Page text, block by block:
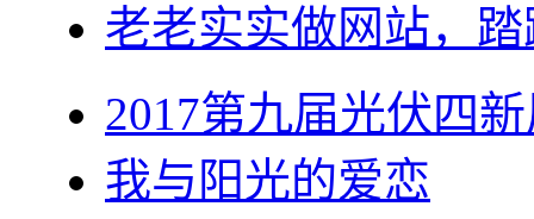
老老实实做网站，
2017第九届光伏四
我与阳光的爱恋